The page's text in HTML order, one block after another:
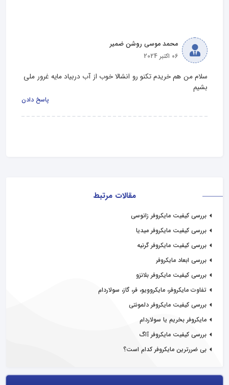
مقالات مرتبط
بررسی کیفیت مایکروفر زانوسی
بررسی کیفیت مایکروفر میدیا
بررسی کیفیت مایکروفر گرنیه
بررسی ابعاد مایکروفر
بررسی کیفیت مایکروفر بلانزو
تفاوت مایکروفر، مایکروویو، فر، گاز، سولاردام
بررسی کیفیت مایکروفر دلمونتی
مایکروفر بخریم یا سولاردام
بررسی کیفیت مایکروفر آاگ
بی ضررترین مایکروفر کدام است؟
محمد موسی روشن ضمیر
06 اکتبر 2024
سلام من هم خریدم تکنو رو انشالا خوب از آب دربیاد مایه غرور ملی
بشیم
پاسخ دادن